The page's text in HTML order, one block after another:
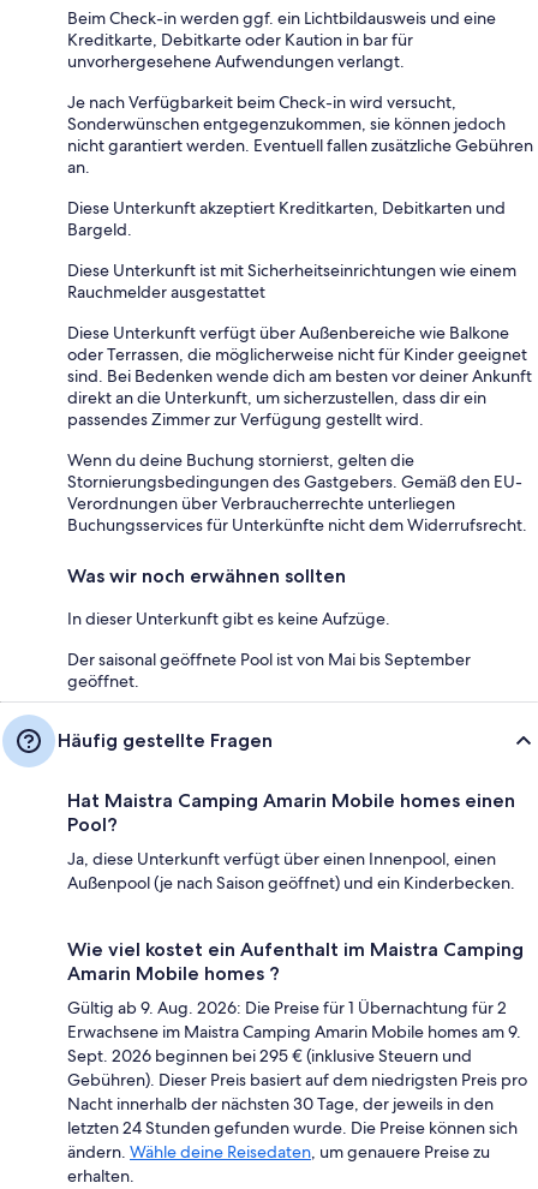
Beim Check-in werden ggf. ein Lichtbildausweis und eine
Kreditkarte, Debitkarte oder Kaution in bar für
unvorhergesehene Aufwendungen verlangt.
Je nach Verfügbarkeit beim Check-in wird versucht,
Sonderwünschen entgegenzukommen, sie können jedoch
nicht garantiert werden. Eventuell fallen zusätzliche Gebühren
an.
Diese Unterkunft akzeptiert Kreditkarten, Debitkarten und
Bargeld.
Diese Unterkunft ist mit Sicherheitseinrichtungen wie einem
Rauchmelder ausgestattet
Diese Unterkunft verfügt über Außenbereiche wie Balkone
oder Terrassen, die möglicherweise nicht für Kinder geeignet
sind. Bei Bedenken wende dich am besten vor deiner Ankunft
direkt an die Unterkunft, um sicherzustellen, dass dir ein
passendes Zimmer zur Verfügung gestellt wird.
Wenn du deine Buchung stornierst, gelten die
Stornierungsbedingungen des Gastgebers. Gemäß den EU-
Verordnungen über Verbraucherrechte unterliegen
Buchungsservices für Unterkünfte nicht dem Widerrufsrecht.
Was wir noch erwähnen sollten
In dieser Unterkunft gibt es keine Aufzüge.
Der saisonal geöffnete Pool ist von Mai bis September
geöffnet.
Häufig gestellte Fragen
Hat Maistra Camping Amarin Mobile homes einen
Pool?
Ja, diese Unterkunft verfügt über einen Innenpool, einen
Außenpool (je nach Saison geöffnet) und ein Kinderbecken.
Wie viel kostet ein Aufenthalt im Maistra Camping
Amarin Mobile homes ?
Gültig ab 9. Aug. 2026: Die Preise für 1 Übernachtung für 2
Erwachsene im Maistra Camping Amarin Mobile homes am 9.
Sept. 2026 beginnen bei 295 € (inklusive Steuern und
Gebühren). Dieser Preis basiert auf dem niedrigsten Preis pro
Nacht innerhalb der nächsten 30 Tage, der jeweils in den
letzten 24 Stunden gefunden wurde. Die Preise können sich
ändern. Wähle deine Reisedaten, um genauere Preise zu
erhalten.